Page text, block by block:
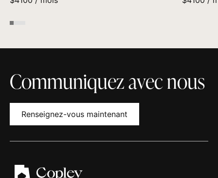
Communiquez avec nous
Renseignez-vous maintenant